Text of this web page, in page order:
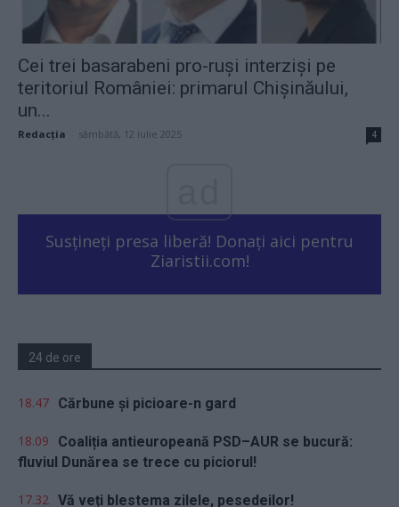
Cei trei basarabeni pro-ruși interziși pe
teritoriul României: primarul Chișinăului,
un...
Redacţia sâmbătă, 12 iulie 2025 4
Susțineți presa liberă! Donați aici pentru
Ziaristii.com!
24 de ore
18.47 Cărbune și picioare-n gard
18.09
Coaliția antieuropeană PSD–AUR se bucură:
fluviul Dunărea se trece cu piciorul!
17.32 Vă veți blestema zilele, pesedeilor!